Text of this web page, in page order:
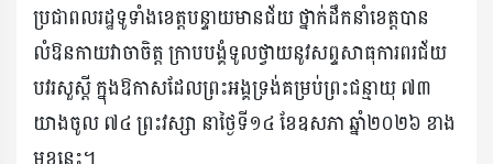
ប្រជាពលរដ្ឋទូទាំងខេត្តបន្ទាយមានជ័យ ថ្នាក់ដឹកនាំខេត្តបាន
លំឱនកាយវាចាចិត្ត ក្រាបបង្គំទូលថ្វាយនូវសព្ទសាធុការពរជ័យ
បវរសួស្តី ក្នុងឱកាសដែលព្រះអង្គទ្រង់គម្រប់ព្រះជន្មាយុ ៧៣
យាងចូល ៧៤ ព្រះវស្សា នាថ្ងៃទី១៤ ខែឧសភា ឆ្នាំ២០២៦ ខាង